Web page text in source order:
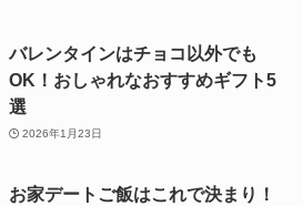
バレンタインはチョコ以外でも
OK！おしゃれなおすすめギフト5
選
2026年1月23日
お家デートご飯はこれで決まり！